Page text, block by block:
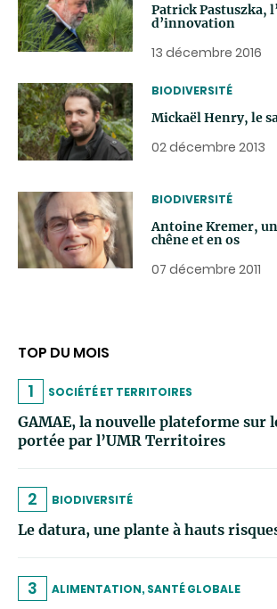
TOP DU MOIS
1 SOCIÉTÉ ET TERRITOIRES
GAMAE, la nouvelle plateforme sur
portée par l’UMR Territoires
2 BIODIVERSITÉ
Le datura, une plante à hauts
3 ALIMENTATION, SANTÉ GLOBALE
Patrick Pastuszka,
d’innovation
13 décembre 2016
THEMATIC
BIODIVERSITÉ
Mickaël Henry, le
02 décembre 2013
THEMATIC
BIODIVERSITÉ
Antoine Kremer,
chêne et en os
07 décembre 2011